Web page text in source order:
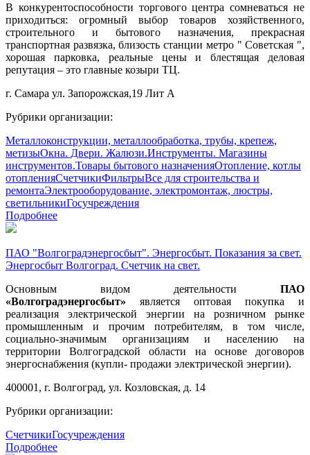
В конкурентоспособности торгового центра сомневаться не
приходиться: огромный выбор товаров хозяйственного,
строительного и бытового назначения, прекрасная
транспортная развязка, близость станции метро " Советская ",
хорошая парковка, реальные цены и блестящая деловая
репутация – это главные козыри ТЦ.
г. Самара ул. Запорожская,19 Лит А
Рубрики организации:
Металлоконструкции, металлообработка, трубы, крепеж,
метизыОкна. Двери. Жалюзи.Инструменты. Магазины
инструментов.Товары бытового назначенияОтопление, котлы
отопленияСчетчикиФильтрыВсе для строительства и
ремонтаЭлектрооборудование, электромонтаж, люстры,
светильникиГосучреждения
Подробнее
ПАО "Волгоградэнергосбыт". Энергосбыт. Показания за свет.
Энергосбыт Волгоград. Счетчик на свет.
Основным видом деятельности ПАО
«Волгоградэнергосбыт» является оптовая покупка и
реализация электрической энергии на розничном рынке
промышленным и прочим потребителям, в том числе,
социально-значимым организациям и населению на
территории Волгоградской области на основе договоров
энергоснабжения (купли- продажи электрической энергии).
400001, г. Волгоград, ул. Козловская, д. 14
Рубрики организации:
СчетчикиГосучреждения
Подробнее